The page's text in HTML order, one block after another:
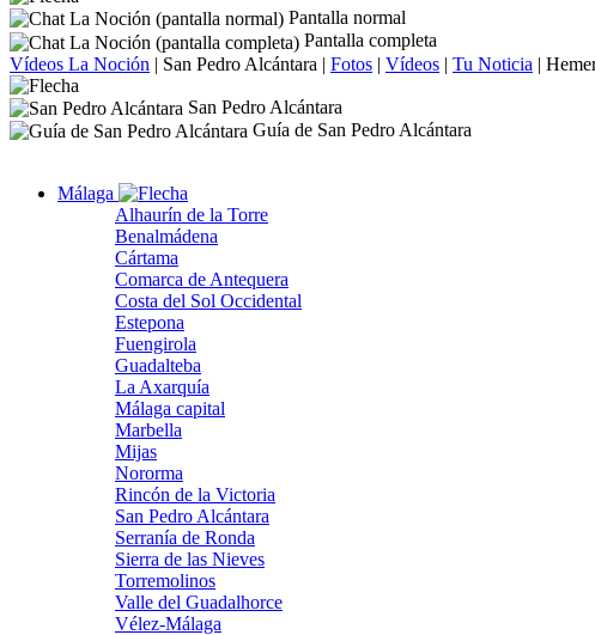
Pantalla normal
Pantalla completa
Vídeos La Noción | San Pedro Alcántara | Fotos | Vídeos | Tu Noticia |
San Pedro Alcántara
Guía de San Pedro Alcántara
Málaga
Alhaurín de la Torre
Benalmádena
Cártama
Comarca de Antequera
Costa del Sol Occidental
Estepona
Fuengirola
Guadalteba
La Axarquía
Málaga capital
Marbella
Mijas
Nororma
Rincón de la Victoria
San Pedro Alcántara
Serranía de Ronda
Sierra de las Nieves
Torremolinos
Valle del Guadalhorce
Vélez-Málaga